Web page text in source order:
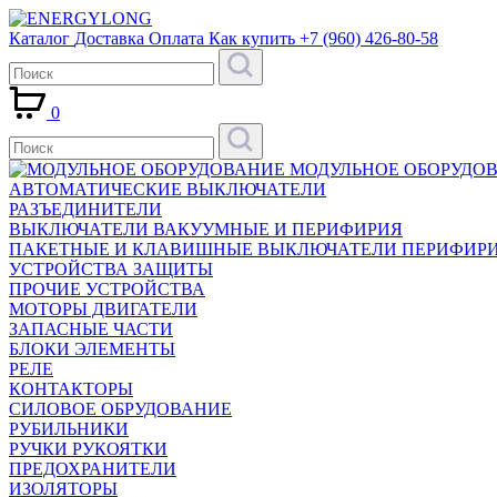
Каталог Доставка Оплата Как купить +7 (960) 426-80-58
0
МОДУЛЬНОЕ
АВТОМАТИЧЕСКИЕ ВЫКЛЮЧАТЕЛИ
РАЗЪЕДИНИТЕЛИ
ВЫКЛЮЧАТЕЛИ ВАКУУМНЫЕ И ПЕРИФИРИЯ
ПАКЕТНЫЕ И КЛАВИШНЫЕ ВЫКЛЮЧАТЕЛИ
УСТРОЙСТВА ЗАЩИТЫ
ПРОЧИЕ УСТРОЙСТВА
МОТОРЫ ДВИГАТЕЛИ
ЗАПАСНЫЕ ЧАСТИ
БЛОКИ ЭЛЕМЕНТЫ
РЕЛЕ
КОНТАКТОРЫ
СИЛОВОЕ ОБРУДОВАНИЕ
РУБИЛЬНИКИ
РУЧКИ РУКОЯТКИ
ПРЕДОХРАНИТЕЛИ
ИЗОЛЯТОРЫ